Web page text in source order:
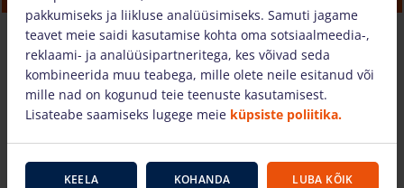
23.21 €/tk. + käibemaks(5.57 €)
OSTUKORVI
Miks valida meid?
pakkumiseks ja liikluse analüüsimiseks. Samuti jagame
teavet meie saidi kasutamise kohta oma sotsiaalmeedia-,
reklaami- ja analüüsipartneritega, kes võivad seda
kombineerida muu teabega, mille olete neile esitanud või
mille nad on kogunud teie teenuste kasutamisest.
Lisateabe saamiseks lugege meie küpsiste poliitika.
KEELA KOHANDA LUBA KÕIK